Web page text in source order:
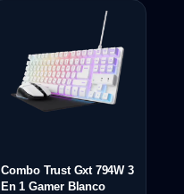
Combo Trust Gxt 794W 3
En 1 Gamer Blanco